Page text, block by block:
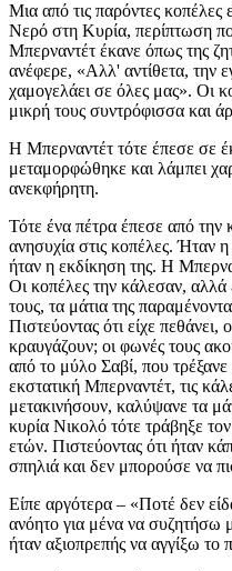
Μια από τις παρόντες κοπέλες
Νερό στη Κυρία, περίπτωση
Μπερναντέτ έκανε όπως της
ανέφερε, «Αλλ' αντίθετα, την
χαμογελάει σε όλες μας». Οι
μικρή τους συντρόφισσα και
Η Μπερναντέτ τότε έπεσε σε
μεταμορφώθηκε και λάμπει
ανεκφήρητη.
Τότε ένα πέτρα έπεσε από
ανησυχία στις κοπέλες. Ήταν
ήταν η εκδίκηση της. Η
Οι κοπέλες την κάλεσαν, αλλά
τους, τα μάτια της
Πιστεύοντας ότι είχε πεθάνει,
κραυγάζουν; οι φωνές τους
από το μύλο Σαβί, που
εκστατική Μπερναντέτ, τις
μετακινήσουν, καλύψανε τα
κυρία Νικολό τότε τράβηξε
ετών. Πιστεύοντας ότι ήταν
σπηλιά και δεν μπορούσε να
Είπε αργότερα – «Ποτέ δεν
ανόητο για μένα να συζητήσω
ήταν αξιοπρεπής να αγγίξω το